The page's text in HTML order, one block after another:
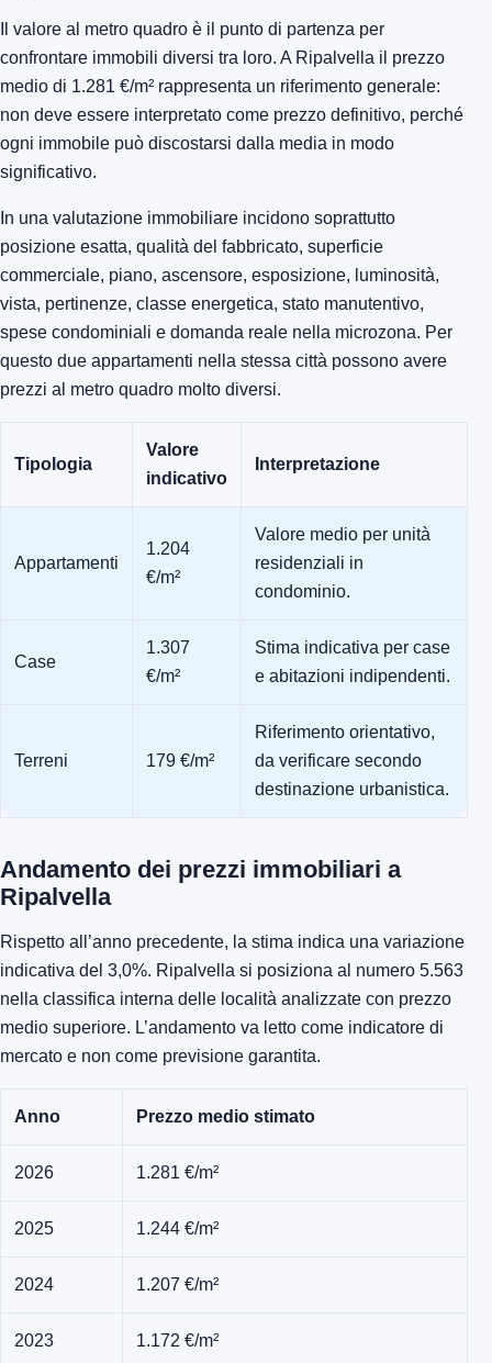
Il valore al metro quadro è il punto di partenza per
confrontare immobili diversi tra loro. A Ripalvella il prezzo
medio di 1.281 €/m² rappresenta un riferimento generale:
non deve essere interpretato come prezzo definitivo, perché
ogni immobile può discostarsi dalla media in modo
significativo.
In una valutazione immobiliare incidono soprattutto
posizione esatta, qualità del fabbricato, superficie
commerciale, piano, ascensore, esposizione, luminosità,
vista, pertinenze, classe energetica, stato manutentivo,
spese condominiali e domanda reale nella microzona. Per
questo due appartamenti nella stessa città possono avere
prezzi al metro quadro molto diversi.
Tipologia
Valore
indicativo
Interpretazione
Appartamenti
1.204
€/m²
Valore medio per unità
residenziali in
condominio.
Case
1.307
€/m²
Stima indicativa per case
e abitazioni indipendenti.
Terreni 179 €/m²
Riferimento orientativo,
da verificare secondo
destinazione urbanistica.
Andamento dei prezzi immobiliari a
Ripalvella
Rispetto all’anno precedente, la stima indica una variazione
indicativa del 3,0%. Ripalvella si posiziona al numero 5.563
nella classifica interna delle località analizzate con prezzo
medio superiore. L’andamento va letto come indicatore di
mercato e non come previsione garantita.
Anno Prezzo medio stimato
2026 1.281 €/m²
2025 1.244 €/m²
2024 1.207 €/m²
2023 1.172 €/m²